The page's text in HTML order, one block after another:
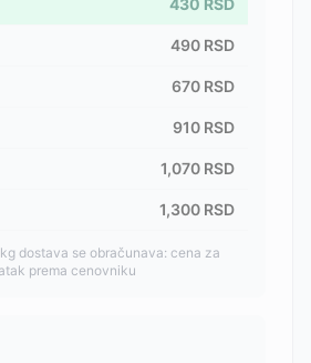
430 RSD
490 RSD
670 RSD
910 RSD
1,070 RSD
1,300 RSD
dostava se obračunava: cena za
prema cenovniku